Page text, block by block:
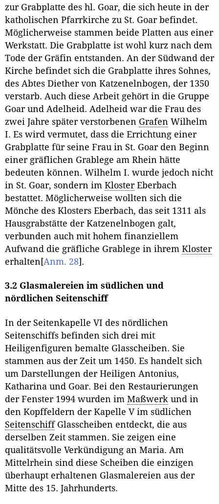
zur Grabplatte des hl. Goar, die sich heute in der
katholischen Pfarrkirche zu St. Goar befindet.
Möglicherweise stammen beide Platten aus einer
Werkstatt. Die Grabplatte ist wohl kurz nach dem
Tode der Gräfin entstanden. An der Südwand der
Kirche befindet sich die Grabplatte ihres Sohnes,
des Abtes Diether von Katzenelnbogen, der 1350
verstarb. Auch diese Arbeit gehört in die Gruppe
Goar und Adelheid. Adelheid war die Frau des
zwei Jahre später verstorbenen Grafen Wilhelm
I. Es wird vermutet, dass die Errichtung einer
Grabplatte für seine Frau in St. Goar den Beginn
einer gräflichen Grablege am Rhein hätte
bedeuten können. Wilhelm I. wurde jedoch nicht
in St. Goar, sondern im KlosterEberbach
bestattet. Möglicherweise wollten sich die
Mönche des Klosters Eberbach, das seit 1311 als
Hausgrabstätte der Katzenelnbogen galt,
verbunden auch mit hohem finanziellem
Aufwand die gräfliche Grablege in ihrem Kloster
erhalten [Anm. 28] .
3.2 Glasmalereien im südlichen und
nördlichen Seitenschiff
In der Seitenkapelle VI des nördlichen
Seitenschiffs befinden sich drei mit
Heiligenfiguren bemalte Glasscheiben. Sie
stammen aus der Zeit um 1450. Es handelt sich
um Darstellungen der Heiligen Antonius,
Katharina und Goar. Bei den Restaurierungen
der Fenster 1994 wurden im Maßwerk und in
den Kopffeldern der Kapelle V im südlichen
SeitenschiffGlasscheiben entdeckt, die aus
derselben Zeit stammen. Sie zeigen eine
qualitätsvolle Verkündigung an Maria. Am
Mittelrhein sind diese Scheiben die einzigen
überhaupt erhaltenen Glasmalereien aus der
Mitte des 15. Jahrhunderts.